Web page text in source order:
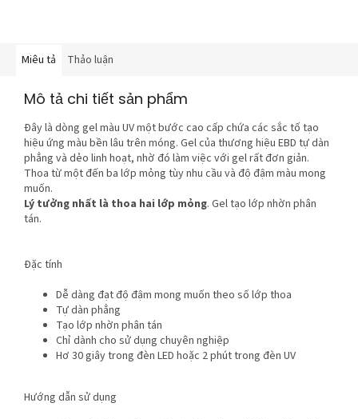
Miêu tả Thảo luận
Mô tả chi tiết sản phẩm
Đây là dòng gel màu UV một bước cao cấp chứa các sắc tố tạo
hiệu ứng màu bền lâu trên móng. Gel của thương hiệu EBD tự dàn
phẳng và dẻo linh hoạt, nhờ đó làm việc với gel rất đơn giản.
Thoa từ một đến ba lớp mỏng tùy nhu cầu và độ đậm màu mong
muốn.
Lý tưởng nhất là thoa hai lớp mỏng. Gel tạo lớp nhờn phân
tán.
Đặc tính
Dễ dàng đạt độ đậm mong muốn theo số lớp thoa
Tự dàn phẳng
Tạo lớp nhờn phân tán
Chỉ dành cho sử dụng chuyên nghiệp
Hơ 30 giây trong đèn LED hoặc 2 phút trong đèn UV
Hướng dẫn sử dụng